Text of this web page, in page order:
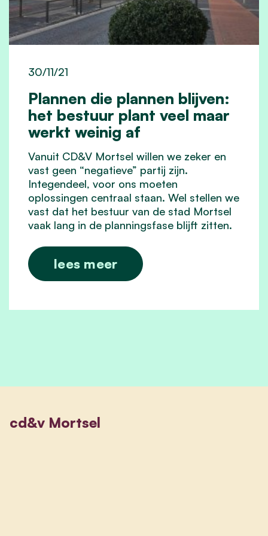
Plannen die plannen blijven:
het bestuur plant veel maar
werkt weinig af
30/11/21
Vanuit CD&V Mortsel willen we zeker en
vast geen “negatieve” partij zijn.
Integendeel, voor ons moeten
oplossingen centraal staan. Wel stellen we
vast dat het bestuur van de stad Mortsel
vaak lang in de planningsfase blijft zitten.
lees meer
cd&v Mortsel